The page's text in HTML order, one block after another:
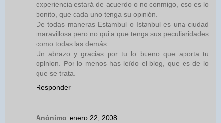
experiencia estará de acuerdo o no conmigo, eso es lo
bonito, que cada uno tenga su opinión.
De todas maneras Estambul o Istanbul es una ciudad
maravillosa pero no quita que tenga sus peculiaridades
como todas las demás.
Un abrazo y gracias por tu lo bueno que aporta tu
opinion. Por lo menos has leído el blog, que es de lo
que se trata.
Responder
Anónimo enero 22, 2008